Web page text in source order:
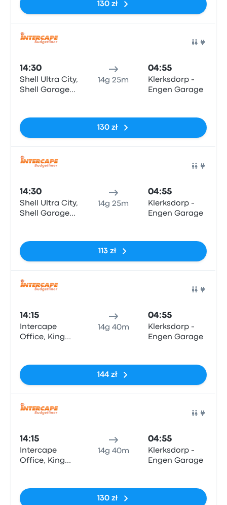
130 zł
14:30
Shell Ultra City,
Shell Garage
14g 25m
04:55
Klerksdorp -
Engen Garage
130 zł
14:30
Shell Ultra City,
Shell Garage
14g 25m
04:55
Klerksdorp -
Engen Garage
113 zł
14:15
Intercape
Office, King
Station)
14g 40m
04:55
Klerksdorp -
Engen Garage
144 zł
14:15
Intercape
Office, King
Station)
14g 40m
04:55
Klerksdorp -
Engen Garage
130 zł